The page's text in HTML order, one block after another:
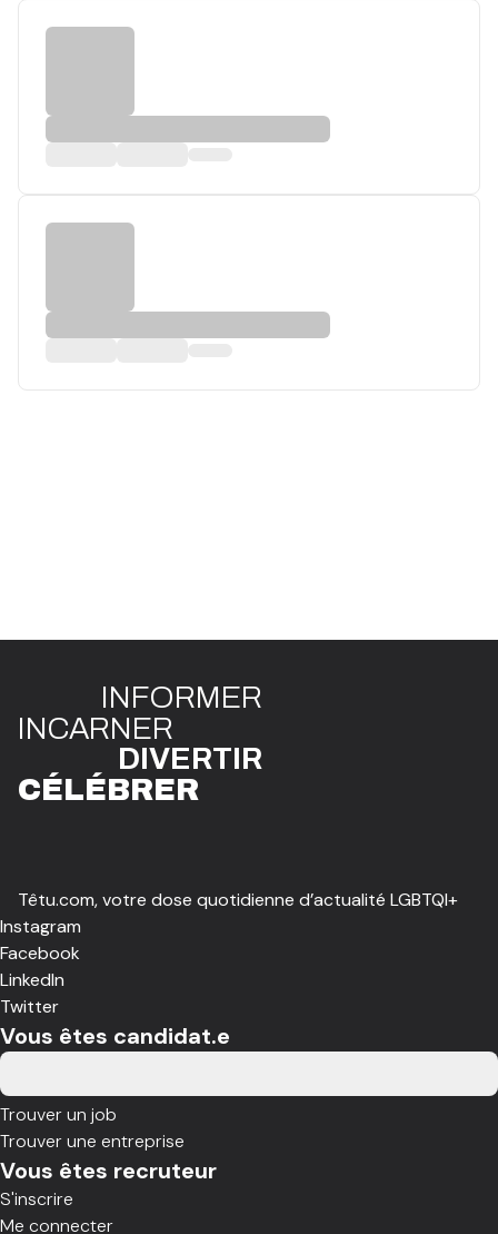
INFORMER
INCARNER
DIVERTIR
CÉLÉBRER
Têtu.com, votre dose quotidienne d’actualité LGBTQI+
Instagram
Facebook
LinkedIn
Twitter
Vous êtes candidat.e
Trouver un job
Trouver une entreprise
Vous êtes recruteur
S'inscrire
Me connecter